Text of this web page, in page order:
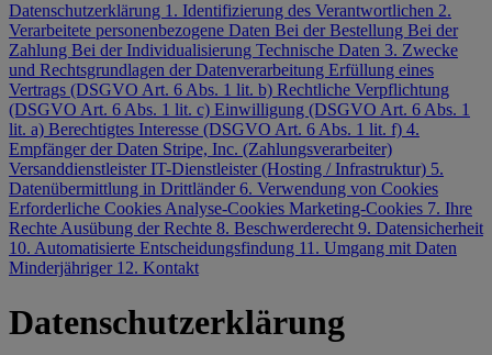
Datenschutzerklärung 1. Identifizierung des Verantwortlichen 2.
Verarbeitete personenbezogene Daten Bei der Bestellung Bei der
Zahlung Bei der Individualisierung Technische Daten 3. Zwecke
und Rechtsgrundlagen der Datenverarbeitung Erfüllung eines
Vertrags (DSGVO Art. 6 Abs. 1 lit. b) Rechtliche Verpflichtung
(DSGVO Art. 6 Abs. 1 lit. c) Einwilligung (DSGVO Art. 6 Abs. 1
lit. a) Berechtigtes Interesse (DSGVO Art. 6 Abs. 1 lit. f) 4.
Empfänger der Daten Stripe, Inc. (Zahlungsverarbeiter)
Versanddienstleister IT-Dienstleister (Hosting / Infrastruktur) 5.
Datenübermittlung in Drittländer6. Verwendung von Cookies
Erforderliche Cookies Analyse-Cookies Marketing-Cookies 7. Ihre
Rechte Ausübung der Rechte 8. Beschwerderecht 9. Datensicherheit
10. Automatisierte Entscheidungsfindung 11. Umgang mit Daten
Minderjähriger 12. Kontakt
Datenschutzerklärung